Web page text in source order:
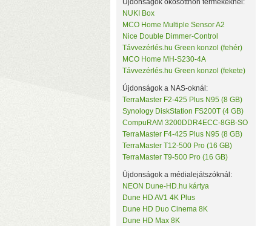
Philio Technology
Poly Control
Popp
Qubino
Remotec
Seagate
Sensative
Shelly
Silicon Labs
Silicon Power
Skydigital
SmartWise
Sonnet
Synology
Targus
Távvezérlés.hu
Tenda
TerraMaster
Újdonságok okosotthon termékeknél:
NUKI Box
MCO Home Multiple Sensor A2
Nice Double Dimmer-Control
Távvezérlés.hu Green konzol (fehér)
MCO Home MH-S230-4A
Távvezérlés.hu Green konzol (fekete)
Újdonságok a NAS-oknál:
TerraMaster F2-425 Plus N95 (8 GB)
Synology DiskStation FS200T (4 GB)
CompuRAM 3200DDR4ECC-8GB-SO
TerraMaster F4-425 Plus N95 (8 GB)
TerraMaster T12-500 Pro (16 GB)
TerraMaster T9-500 Pro (16 GB)
Újdonságok a médialejátszóknál:
NEON Dune-HD.hu kártya
Dune HD AV1 4K Plus
Dune HD Duo Cinema 8K
Dune HD Max 8K